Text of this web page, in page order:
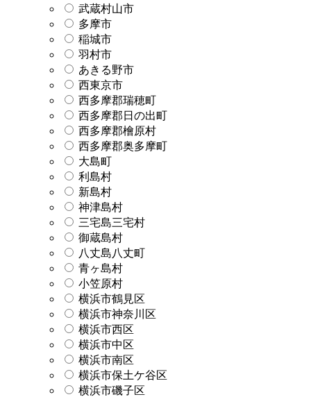
武蔵村山市
多摩市
稲城市
羽村市
あきる野市
西東京市
西多摩郡瑞穂町
西多摩郡日の出町
西多摩郡檜原村
西多摩郡奥多摩町
大島町
利島村
新島村
神津島村
三宅島三宅村
御蔵島村
八丈島八丈町
青ヶ島村
小笠原村
横浜市鶴見区
横浜市神奈川区
横浜市西区
横浜市中区
横浜市南区
横浜市保土ケ谷区
横浜市磯子区